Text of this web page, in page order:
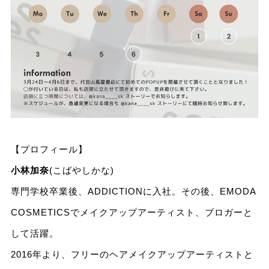
【プロフィール】
小林加奈(こばやしかな)
専門学校卒業後、ADDICTIONに入社。その後、EMODA
COSMETICSでメイクアップアーティスト、ブロガーと
して活躍。
2016年より、フリーのヘアメイクアップアーティストと